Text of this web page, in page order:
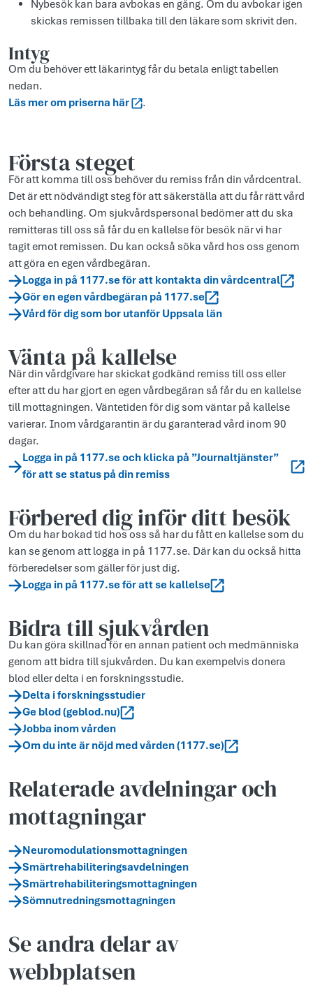
Nybesök kan bara avbokas en gång. Om du avbokar igen
skickas remissen tillbaka till den läkare som skrivit den.
Intyg
Om du behöver ett läkarintyg får du betala enligt tabellen
nedan.
Läs mer om priserna här
.
Första steget
För att komma till oss behöver du remiss från din vårdcentral.
Det är ett nödvändigt steg för att säkerställa att du får rätt vård
och behandling. Om sjukvårdspersonal bedömer att du ska
remitteras till oss så får du en kallelse för besök när vi har
tagit emot remissen. Du kan också söka vård hos oss genom
att göra en egen vårdbegäran.
Logga in på 1177.se för att kontakta din vårdcentral
Gör en egen vårdbegäran på 1177.se
Vård för dig som bor utanför Uppsala län
Vänta på kallelse
När din vårdgivare har skickat godkänd remiss till oss eller
efter att du har gjort en egen vårdbegäran så får du en kallelse
till mottagningen. Väntetiden för dig som väntar på kallelse
varierar. Inom vårdgarantin är du garanterad vård inom 90
dagar.
Logga in på 1177.se och klicka på ”Journaltjänster”
för att se status på din remiss
Förbered dig inför ditt besök
Om du har bokad tid hos oss så har du fått en kallelse som du
kan se genom att logga in på 1177.se. Där kan du också hitta
förberedelser som gäller för just dig.
Logga in på 1177.se för att se kallelse
Bidra till sjukvården
Du kan göra skillnad för en annan patient och medmänniska
genom att bidra till sjukvården. Du kan exempelvis donera
blod eller delta i en forskningsstudie.
Delta i forskningsstudier
Ge blod (geblod.nu)
Jobba inom vården
Om du inte är nöjd med vården (1177.se)
Relaterade avdelningar och
mottagningar
Neuromodulationsmottagningen
Smärtrehabiliteringsavdelningen
Smärtrehabiliteringsmottagningen
Sömnutredningsmottagningen
Se andra delar av
webbplatsen